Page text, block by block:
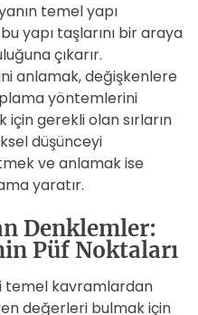
temel yapı
yapı taşlarını bir araya
çıkarır.
anlamak, değişkenlere
yöntemlerini
gerekli olan sırların
düşünceyi
ve anlamak ise
yaratır.
Denklemler:
Püf Noktaları
temel kavramlardan
değerleri bulmak için